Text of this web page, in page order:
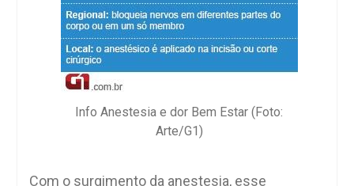
Info Anestesia e dor Bem Estar (Foto:
Arte/G1)
Com o surgimento da anestesia, esse